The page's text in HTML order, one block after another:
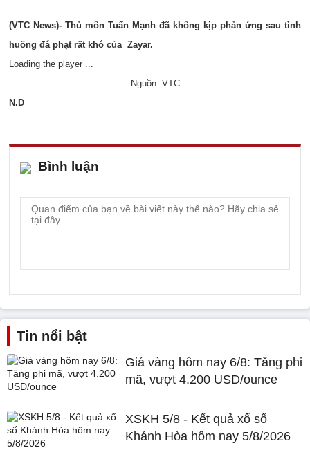
(VTC News)- Thủ môn Tuấn Mạnh đã không kịp phản ứng sau tình
huống đá phạt rất khó của Zayar.
Loading the player ...
Nguồn: VTC
N.D
Bình luận
Tin nổi bật
Giá vàng hôm nay 6/8: Tăng phi
mã, vượt 4.200 USD/ounce
XSKH 5/8 - Kết quả xổ số
Khánh Hòa hôm nay 5/8/2026